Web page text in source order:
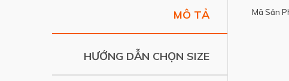
MÔ TẢ
HƯỚNG DẪN CHỌN SIZE
Mã Sản